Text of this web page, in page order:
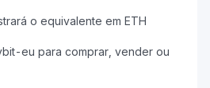
o equivalente em ETH
eu para comprar, vender ou